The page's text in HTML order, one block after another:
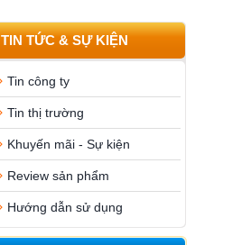
TIN TỨC & SỰ KIỆN
Tin công ty
Tin thị trường
Khuyến mãi - Sự kiện
Review sản phẩm
Hướng dẫn sử dụng